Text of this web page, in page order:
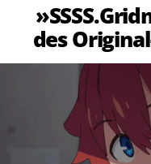
des